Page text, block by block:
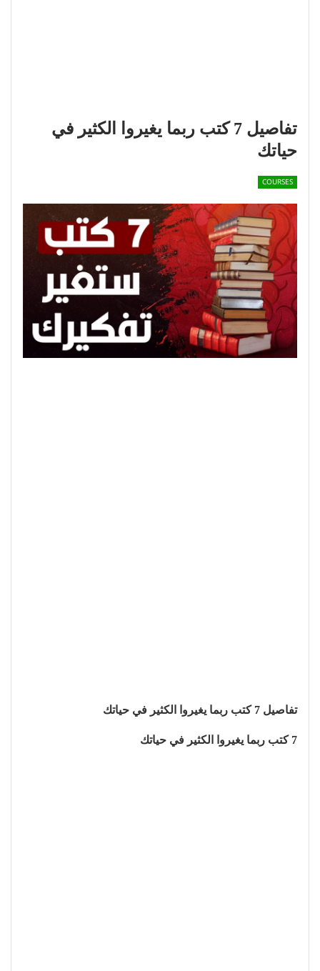
تفاصيل 7 كتب ربما يغيروا الكثير في
حياتك
COURSES
تفاصيل 7 كتب ربما يغيروا الكثير في حياتك
7 كتب ربما يغيروا الكثير في حياتك